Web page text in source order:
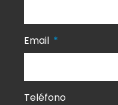
Email
Teléfono